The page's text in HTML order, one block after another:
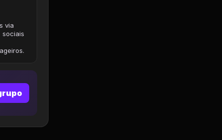
via
sociais